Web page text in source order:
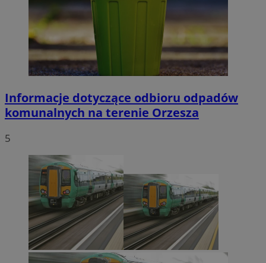
Informacje dotyczące odbioru odpadów
komunalnych na terenie Orzesza
5